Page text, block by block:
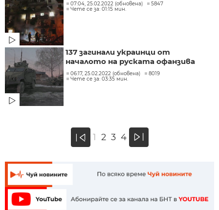
07:04, 25.02.2022 (обновена)
5847
Чете се за: 01:15 мин.
137 загинали украинци от
началото на руската офанзива
06:17, 25.02.2022 (обновена)
8019
Чете се за: 03:35 мин.
« 1 2 3 4 »